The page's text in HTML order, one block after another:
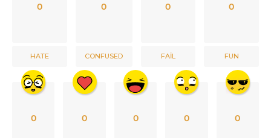
0
HATE
0
CONFUSED
0
FAIL
0
FUN
0 0 0 0 0